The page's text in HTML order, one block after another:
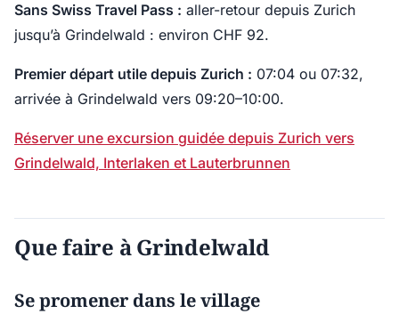
Sans Swiss Travel Pass : aller-retour depuis Zurich
jusqu’à Grindelwald : environ CHF 92.
Premier départ utile depuis Zurich : 07:04 ou 07:32,
arrivée à Grindelwald vers 09:20–10:00.
Réserver une excursion guidée depuis Zurich vers
Grindelwald, Interlaken et Lauterbrunnen
Que faire à Grindelwald
Se promener dans le village